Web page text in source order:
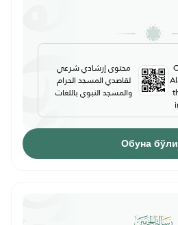
محتوى إرشادي شرعي
لقاصدي المسجد الحرام
والمسجد النبوي باللغات
Обуна